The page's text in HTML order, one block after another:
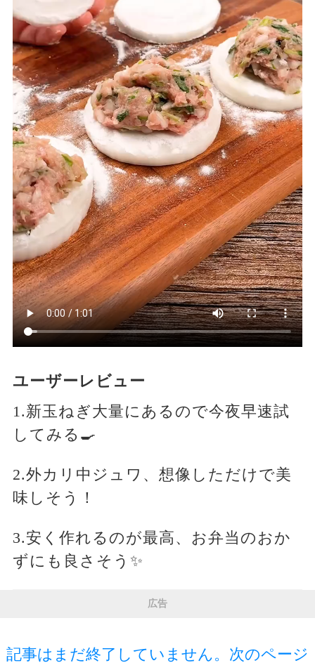
ユーザーレビュー
1.新玉ねぎ大量にあるので今夜早速試
してみる🍳
2.外カリ中ジュワ、想像しただけで美
味しそう！
3.安く作れるのが最高、お弁当のおか
ずにも良さそう✨
広告
記事はまだ終了していません。次のページ